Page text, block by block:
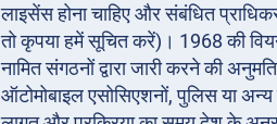
लाइसेंस होना चाहिए और संबंधित
तो कृपया हमें सूचित करें)। 1968 की
नामित संगठनों द्वारा जारी करने की
ऑटोमोबाइल एसोसिएशनों, पुलिस या